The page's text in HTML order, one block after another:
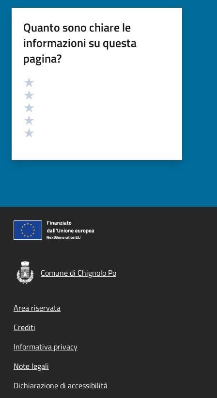
Quanto sono chiare le
informazioni su questa
pagina?
Valutazione
Comune di Chignolo Po
Footer menu
Area riservata
Crediti
Informativa privacy
Note legali
Dichiarazione di accessibilità